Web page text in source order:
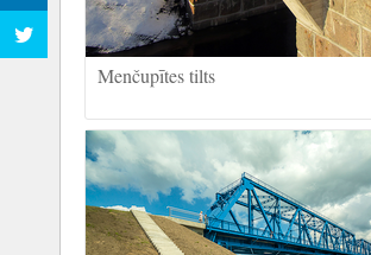
Menčupītes tilts